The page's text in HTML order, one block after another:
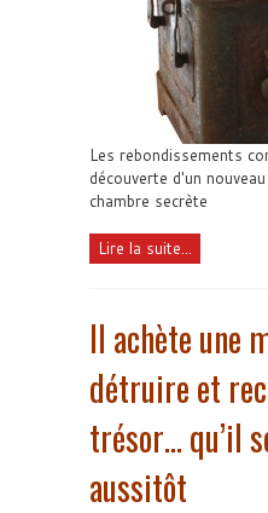
Les rebondissements
découverte d'un
chambre secrète
Lire la suite...
Il achète une
détruire et
trésor… qu’il
aussitôt